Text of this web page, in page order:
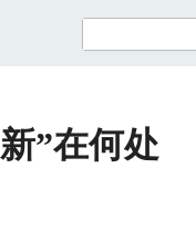
”在何处